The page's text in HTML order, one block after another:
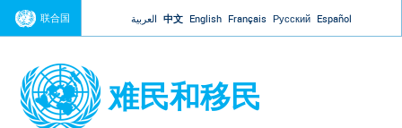
Jump to navigation
联合国 العربية 中文 English Français Русский Español
难民和移民